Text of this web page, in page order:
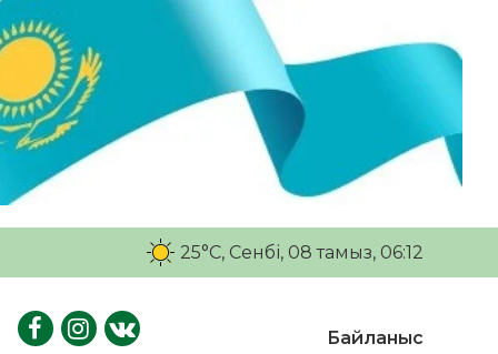
25°C, Сенбі, 08 тамыз, 06:12
Байланыс